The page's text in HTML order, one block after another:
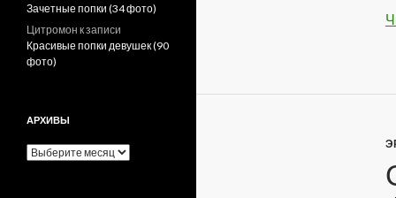
Зачетные попки (34 фото)
Цитромон к записи
Красивые попки девушек (90
фото)
АРХИВЫ
А